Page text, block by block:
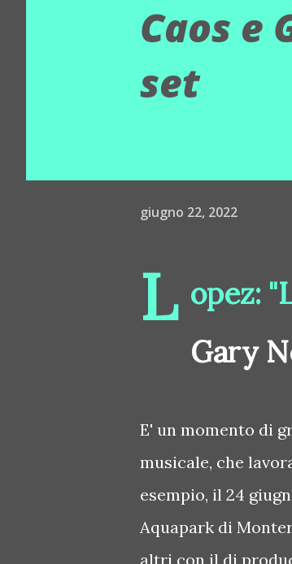
Caos e
set
giugno 22, 2022
L opez:
Gary
E' un momento di
musicale, che
esempio, il 24
Aquapark di
altri con il dj